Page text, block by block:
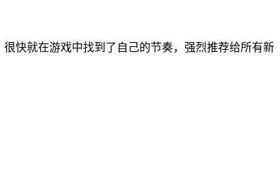
快就在游戏中找到了自己的节奏，强烈推荐给所有新